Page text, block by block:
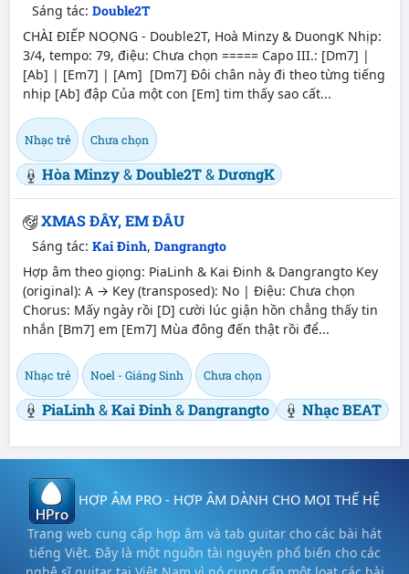
Sáng tác: Double2T
CHÀI ĐIẾP NOỌNG - Double2T, Hoà Minzy & DuongK Nhịp:
3/4, tempo: 79, điệu: Chưa chọn ===== Capo III.: [Dm7] |
[Ab] | [Em7] | [Am] [Dm7] Đôi chân này đi theo từng tiếng
nhịp [Ab] đập Của một con [Em] tim thấy sao cất...
Nhạc trẻ Chưa chọn
Hòa Minzy&Double2T&DươngK
XMAS ĐÂY, EM ĐÂU
Sáng tác: Kai Đinh, Dangrangto
Hợp âm theo giọng: PiaLinh & Kai Đinh & Dangrangto Key
(original): A → Key (transposed): No | Điệu: Chưa chọn
Chorus: Mấy ngày rồi [D] cười lúc giận hồn chẳng thấy tin
nhắn [Bm7] em [Em7] Mùa đông đến thật rồi để...
Nhạc trẻ Noel - Giáng Sinh Chưa chọn
PiaLinh&Kai Đinh&Dangrangto Nhạc BEAT
HỢP ÂM PRO - HỢP ÂM DÀNH CHO MỌI THẾ HỆ
Trang web cung cấp hợp âm và tab guitar cho các bài hát
tiếng Việt. Đây là một nguồn tài nguyên phổ biến cho các